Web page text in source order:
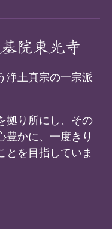
院東光寺
浄土真宗の一宗派
拠り所にし、その
豊かに、一度きり
とを目指していま